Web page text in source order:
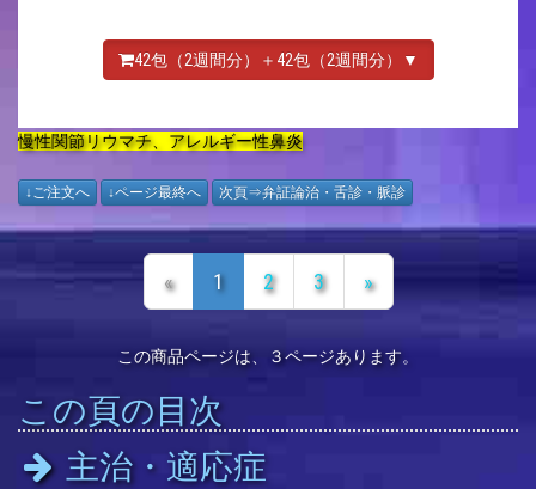
42包（2週間分）＋42包（2週間分）▼
慢性関節リウマチ、アレルギー性鼻炎
↓ご注文へ ↓ページ最終へ 次頁⇒弁証論治・舌診・脈診
« 1 2 3 »
この商品ページは、３ページあります。
この頁の目次
主治・適応症